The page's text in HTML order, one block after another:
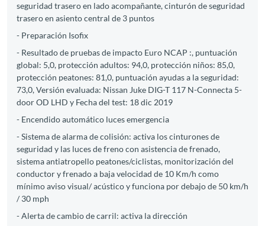
seguridad trasero en lado acompañante, cinturón de seguridad
trasero en asiento central de 3 puntos
- Preparación Isofix
- Resultado de pruebas de impacto Euro NCAP :, puntuación
global: 5,0, protección adultos: 94,0, protección niños: 85,0,
protección peatones: 81,0, puntuación ayudas a la seguridad:
73,0, Versión evaluada: Nissan Juke DIG-T 117 N-Connecta 5-
door OD LHD y Fecha del test: 18 dic 2019
- Encendido automático luces emergencia
- Sistema de alarma de colisión: activa los cinturones de
seguridad y las luces de freno con asistencia de frenado,
sistema antiatropello peatones/ciclistas, monitorización del
conductor y frenado a baja velocidad de 10 Km/h como
mínimo aviso visual/ acústico y funciona por debajo de 50 km/h
/ 30 mph
- Alerta de cambio de carril: activa la dirección